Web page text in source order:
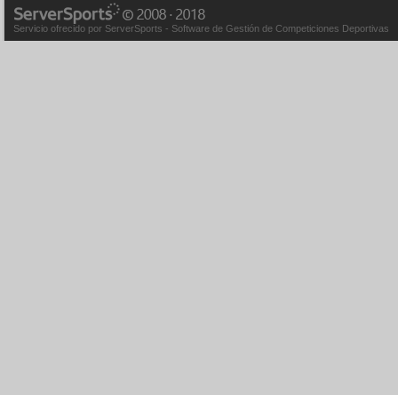
Servicio ofrecido por ServerSports - Software de Gestión de Competiciones Deportivas